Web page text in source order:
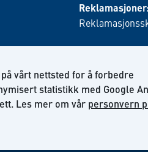
vårt nettsted for å forbedre
statistikk med Google
Les mer om vår personvern
Reklamasjoner: